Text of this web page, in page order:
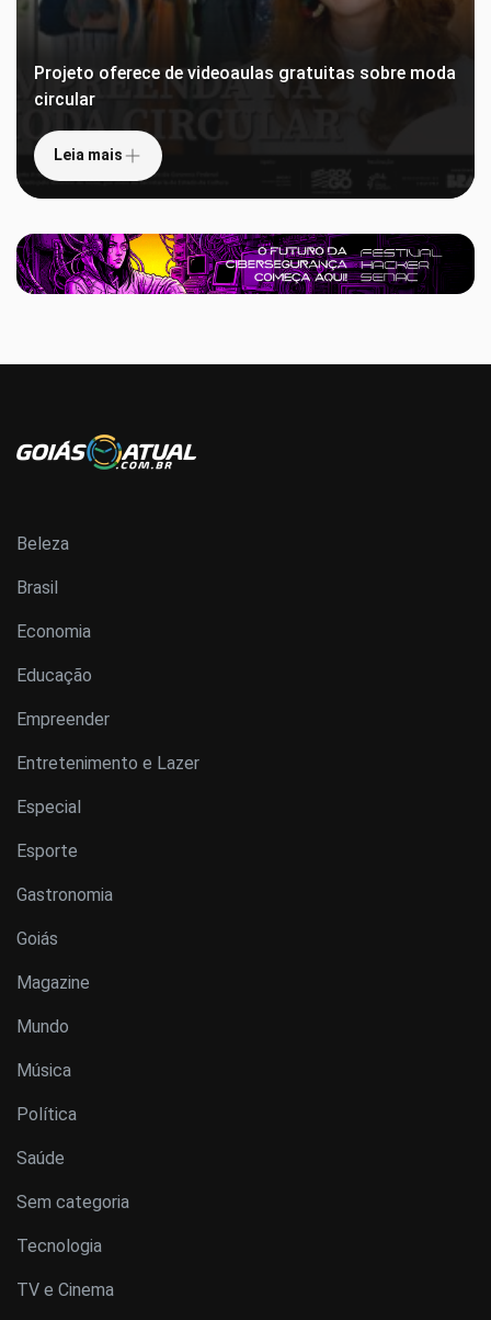
Projeto oferece de videoaulas gratuitas sobre moda
circular
Leia mais
Beleza
Brasil
Economia
Educação
Empreender
Entretenimento e Lazer
Especial
Esporte
Gastronomia
Goiás
Magazine
Mundo
Música
Política
Saúde
Sem categoria
Tecnologia
TV e Cinema